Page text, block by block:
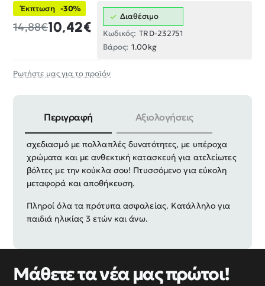
Έκπτωση -30%
10,42€
14,88€
Διαθέσιμο
Κωδικός: TRD-232751
Βάρος: 1.00kg
Ρωτήστε μας για το προϊόν
Περιγραφή Αξιολογήσεις
Παιδικό καροτσάκι μωρού σε πανέμορφο ρεαλιστικό
σχεδιασμό με πολλαπλές δυνατότητες, με υπέροχα
χρώματα και με ανθεκτική κατασκευή για ατελείωτες
βόλτες με την κούκλα σου! Πτυσσόμενο για εύκολη
μεταφορά και αποθήκευση.
Πληροί όλα τα πρότυπα ασφαλείας. Κατάλληλο για
παιδιά ηλικίας 3 ετών και άνω.
Μάθετε τα νέα μας πρώτοι!